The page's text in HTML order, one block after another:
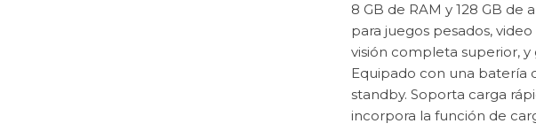
8 GB de RAM y 128 GB
para juegos pesados,
visión completa superior, y
Equipado con una batería
standby. Soporta carga
incorpora la función de